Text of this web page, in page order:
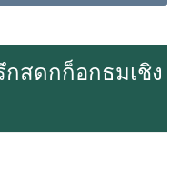
กสดกก็อกธมเชิง